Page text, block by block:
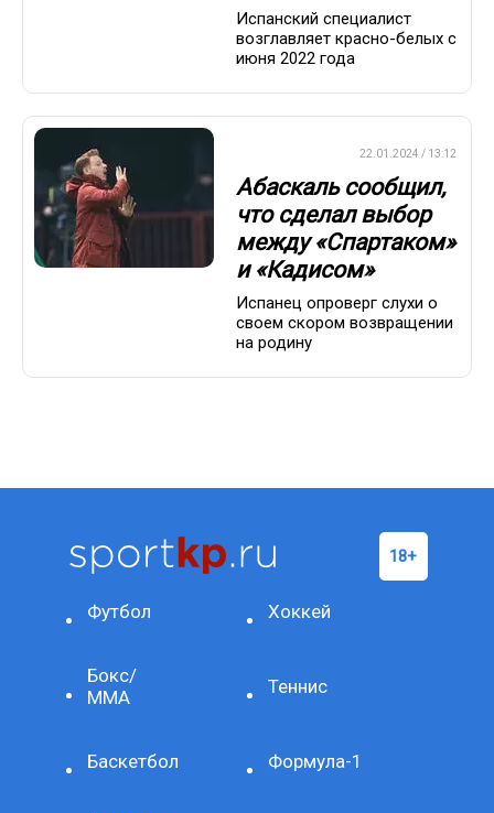
Испанский специалист
возглавляет красно-белых с
июня 2022 года
22.01.2024 / 13:12
Абаскаль сообщил,
что сделал выбор
между «Спартаком»
и «Кадисом»
Испанец опроверг слухи о
своем скором возвращении
на родину
Футбол Хоккей
Бокс/
ММА
Теннис
Баскетбол Формула-1